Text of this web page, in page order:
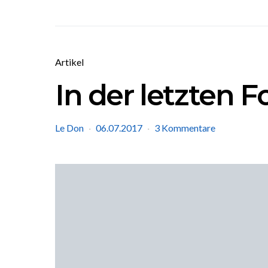
Artikel
In der letzten
Le Don 06.07.2017 3 Kommentare